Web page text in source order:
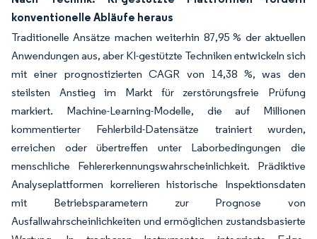
konventionelle Abläufe heraus
Traditionelle Ansätze machen weiterhin 87,95 % der aktuellen
Anwendungen aus, aber KI-gestützte Techniken entwickeln sich
mit einer prognostizierten CAGR von 14,38 %, was den
steilsten Anstieg im Markt für zerstörungsfreie Prüfung
markiert. Machine-Learning-Modelle, die auf Millionen
kommentierter Fehlerbild-Datensätze trainiert wurden,
erreichen oder übertreffen unter Laborbedingungen die
menschliche Fehlererkennungswahrscheinlichkeit. Prädiktive
Analyseplattformen korrelieren historische Inspektionsdaten
mit Betriebsparametern zur Prognose von
Ausfallwahrscheinlichkeiten und ermöglichen zustandsbasierte